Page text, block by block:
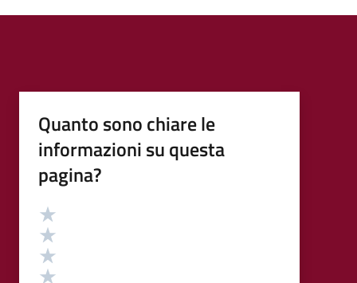
Quanto sono chiare le
informazioni su questa
pagina?
Valutazione